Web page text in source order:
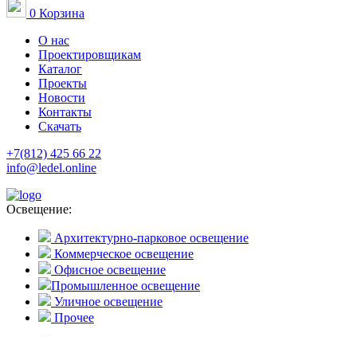
0 Корзина
О нас
Проектировщикам
Каталог
Проекты
Новости
Контакты
Скачать
+7(812) 425 66 22
info@ledel.online
Освещение:
Архитектурно-парковое освещение
Коммерческое освещение
Офисное освещение
Промышленное освещение
Уличное освещение
Прочее